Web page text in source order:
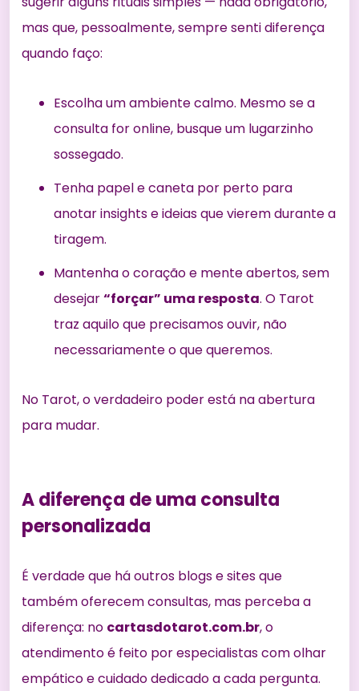
mas que, pessoalmente, sempre senti diferença
quando faço:
Escolha um ambiente calmo. Mesmo se a
consulta for online, busque um lugarzinho
sossegado.
Tenha papel e caneta por perto para
anotar insights e ideias que vierem durante a
tiragem.
Mantenha o coração e mente abertos, sem
desejar“forçar” uma resposta. O Tarot
traz aquilo que precisamos ouvir, não
necessariamente o que queremos.
No Tarot, o verdadeiro poder está na abertura
para mudar.
A diferença de uma consulta
personalizada
É verdade que há outros blogs e sites que
também oferecem consultas, mas perceba a
diferença: no cartasdotarot.com.br, o
atendimento é feito por especialistas com olhar
empático e cuidado dedicado a cada pergunta.